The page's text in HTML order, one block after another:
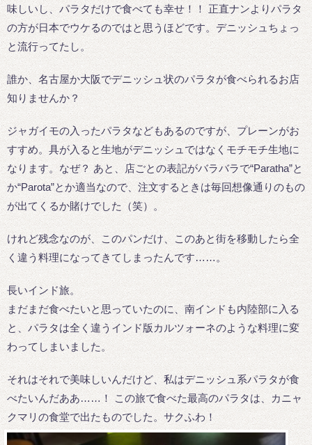
味しいし、パラタだけで食べても幸せ！！ 正直ナンよりパラタ
の方が日本でウケるのではと思うほどです。デニッシュちょっ
と流行ってたし。
誰か、名古屋か大阪でデニッシュ状のパラタが食べられるお店
知りませんか？
ジャガイモの入ったパラタなどもあるのですが、プレーンがお
すすめ。具が入ると生地がデニッシュではなくモチモチ生地に
なります。なぜ？ あと、店ごとの表記がバラバラで“Paratha”と
か“Parota”とか適当なので、注文するときは毎回想像通りのもの
が出てくるか賭けでした（笑）。
けれど残念なのが、このパンだけ、このあと街を移動したら全
く違う料理になってきてしまったんです……。
長いインド旅。
まだまだ食べたいと思っていたのに、南インドも内陸部に入る
と、パラタは全く違うインド版カルツォーネのような料理に変
わってしまいました。
それはそれで美味しいんだけど、私はデニッシュ系パラタが食
べたいんだああ……！ この旅で食べた最高のパラタは、カニャ
クマリの食堂で出たものでした。サクふわ！